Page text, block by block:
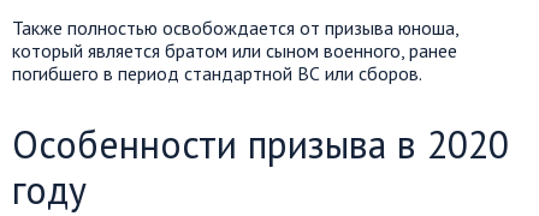
Также полностью освобождается от призыва юноша,
который является братом или сыном военного, ранее
погибшего в период стандартной ВС или сборов.
Особенности призыва в 2020
году